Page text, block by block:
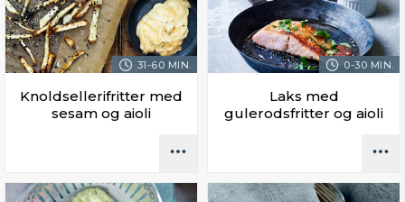
31-60 MIN.
Knoldsellerifritter med
sesam og aioli
0-30 MIN.
Laks med
gulerodsfritter og aioli